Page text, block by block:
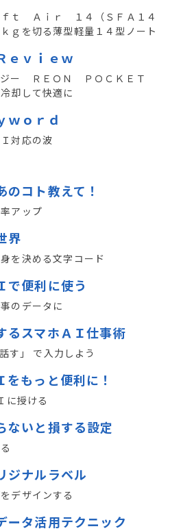
ｔ Ａｉｒ １４（ＳＦＡ１４
ｇを切る薄型軽量１４型ノート
ｖｉｅｗ
ジー ＲＥＯＮ ＰＯＣＫＥＴ
却して快適に
ｗｏｒｄ
対応の波
コト教えて！
アップ
界
を決める文字コード
便利に使う
のデータに
スマホＡＩ仕事術
す」 で入力しよう
もっと便利に！
に授ける
いと損する設定
ジナルラベル
デザインする
タ活用テクニック